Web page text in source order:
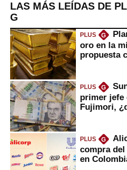
LAS MÁS LEÍDAS DE
G
PLUS G
oro en la
propuesta
PLUS G
primer jefe
Fujimori,
PLUS G
compra
en